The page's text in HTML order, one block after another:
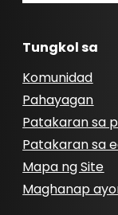
Tungkol sa
Komunidad
Pahayagan
Patakaran sa
Patakaran sa
Mapa ng Site
Maghanap